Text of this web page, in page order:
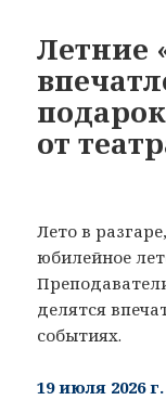
Летние
от
Лето в
юбилейное
делятся
событиях.
19 июля 2026 г.